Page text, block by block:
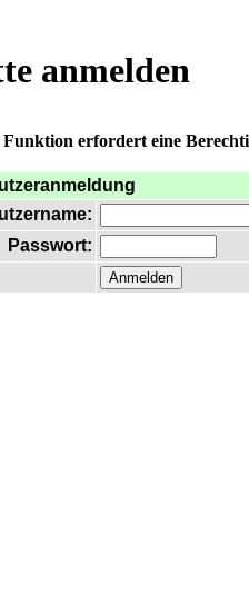
anmelden
Funktion erfordert eine
Passwort: